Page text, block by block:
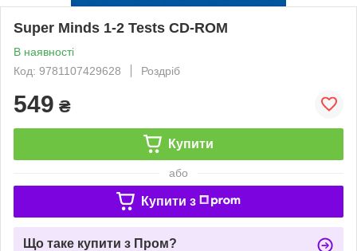
Super Minds 1-2 Tests CD-ROM
В наявності
Код: 9781107429628
Роздріб
549 ₴
Купити
або
Купити з
Що таке купити з Пром?